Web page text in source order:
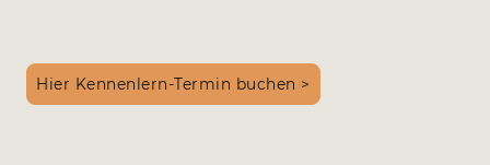
Hier Kennenlern-Termin buchen >